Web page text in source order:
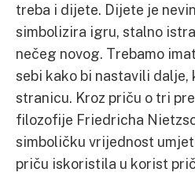
treba i dijete. Dijete je
simbolizira igru, stalno
nečeg novog. Trebamo
sebi kako bi nastavili dalje,
stranicu. Kroz priču o tri
filozofije Friedricha
simboličku vrijednost
priču iskoristila u korist